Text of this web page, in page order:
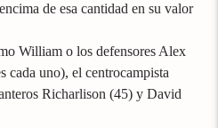
de esa cantidad en su valor
William o los defensores Alex
uno), el centrocampista
Richarlison (45) y David